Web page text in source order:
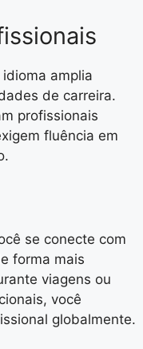
amplia
de carreira.
profissionais
fluência em
se conecte com
forma mais
viagens ou
você
globalmente.